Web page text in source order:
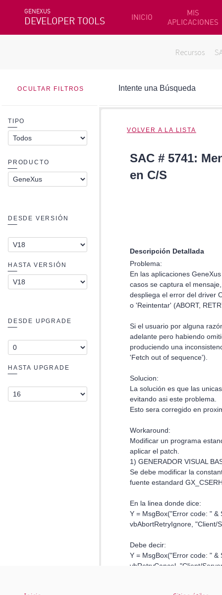
GENEXUS
DEVELOPER TOOLS INICIO
MIS
APLICACIONES
Recursos